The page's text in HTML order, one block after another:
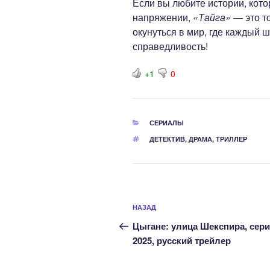
Если вы любите истории,
напряжении, «Тайга» — это
окунуться в мир, где каждый
справедливость!
+1 0
РУБРИКИ
СЕРИАЛЫ
МЕТКИ
ДЕТЕКТИВ, ДРАМА, ТРИЛЛЕР
Навигация
по
записям
Предыдущая
запись:
НАЗАД
Цыгане: улица Шекспира,
2025, русский трейлер